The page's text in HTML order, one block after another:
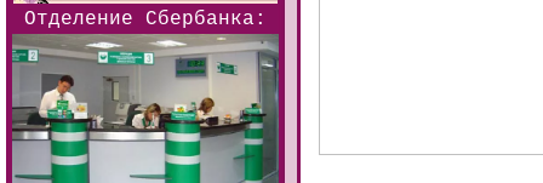
Отделение Сбербанка: